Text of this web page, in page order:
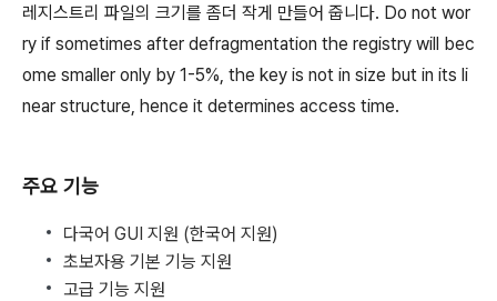
레지스트리 파일의 크기를 좀더 작게 만들어 줍니다. Do not wor
ry if sometimes after defragmentation the registry will bec
ome smaller only by 1-5%, the key is not in size but in its li
near structure, hence it determines access time.
주요 기능
다국어 GUI 지원 (한국어 지원)
초보자용 기본 기능 지원
고급 기능 지원